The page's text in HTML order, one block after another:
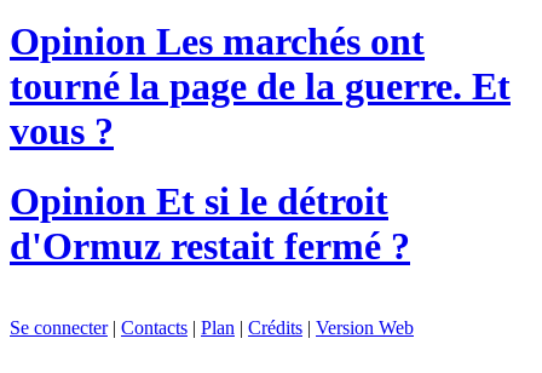
Opinion Les marchés ont
tourné la page de la guerre. Et
vous ?
Opinion Et si le détroit
d'Ormuz restait fermé ?
Se connecter| Contacts | Plan | Crédits | Version Web